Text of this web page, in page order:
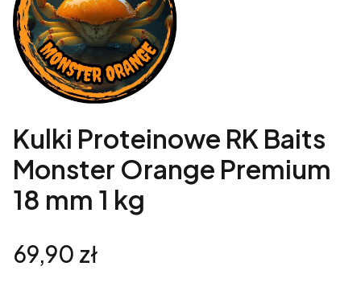
Kulki Proteinowe RK Baits
Monster Orange Premium
18 mm 1 kg
Cena
69,90 zł